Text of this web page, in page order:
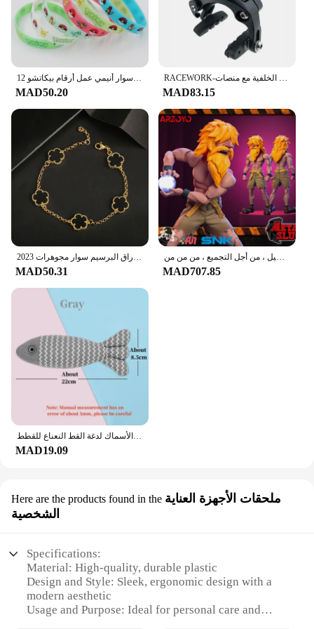
the best in eyelash care.
12 قطعة بوكيمون سوار أنيمي عمل أرقام بيكاتشو Charmander الأطفال الكرتون سيليكون معصمه أساور هدايا تنكرية للحفلات
MAD50.20
RACEWORK-الطريق دراجة مزدوجة المحور الفرجار ، دراجة الفرامل ، سباق الألومنيوم الجانب سحب الفرجار ، الجبهة الخلفية مع منصات
MAD83.15
2023 الفاخرة الأخضر زهرة الطبيعية الأبيض شل زهرة حجر سوار السيدات هدية عالية الجودة أربع أوراق البرسيم سوار مجوهرات
MAD50.31
استديو تونشي شكل إيشيمونجي بفم قابل للنقل ، مقاتل معدني مجند ذكر ، طراز قابل للتحصيل ، من أجل التجميع ، من من من
MAD707.85
الأسنان طحن النعناع البري اللعب مضحك التفاعلية أفخم القط لعبة الحيوانات الأليفة هريرة مضغ لعبة صوتية الأسماك لدغة القط النعناع للقطط
MAD19.09
Here are the products found in the ملحقات الأجهزة العناية
الشخصية
Specifications:
Material: High-quality, durable plastic
Design and Style: Sleek, ergonomic design with a
modern aesthetic
Usage and Purpose: Ideal for personal care and